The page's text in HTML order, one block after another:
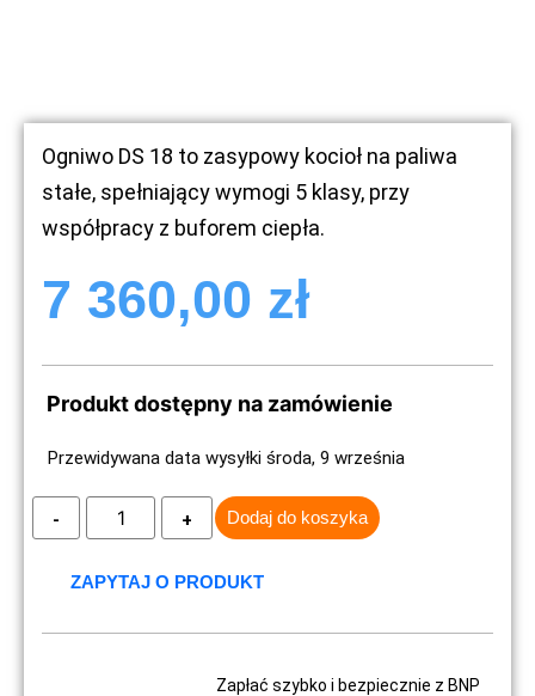
Ogniwo DS 18 to zasypowy kocioł na paliwa
stałe, spełniający wymogi 5 klasy, przy
współpracy z buforem ciepła.
7 360,00 zł
Produkt dostępny na zamówienie
Przewidywana data wysyłki środa, 9 września
Dodaj do koszyka
ZAPYTAJ O PRODUKT
Zapłać szybko i bezpiecznie z BNP